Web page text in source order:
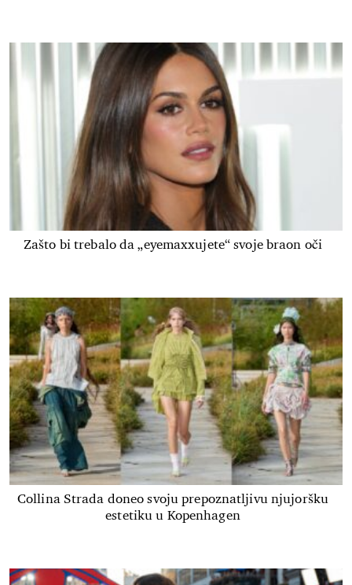
Zašto bi trebalo da „eyemaxxujete“ svoje braon oči
Collina Strada doneo svoju prepoznatljivu njujoršku
estetiku u Kopenhagen